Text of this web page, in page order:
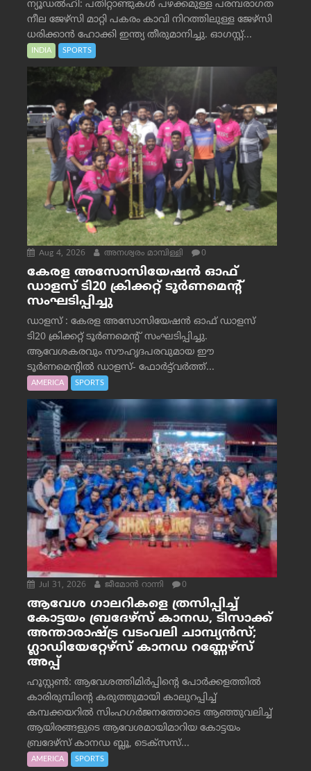
ന്യൂഡൽഹി: പതിറ്റാണ്ടുകൾ പഴക്കമുള്ള പരമ്പരാഗത
നീല ജേഴ്‌സി മാറ്റി പകരം കാവി നിറത്തിലുള്ള ജേഴ്‌സി
ധരിക്കാൻ ഹോക്കി ഇന്ത്യ തീരുമാനിച്ചു. ഓഗസ്റ്റ്...
INDIA SPORTS
Aug 4, 2026 അനശ്വരം മാമ്പിള്ളി 0
കേരള അസോസിയേഷൻ ഓഫ്
ഡാളസ് ടി20 ക്രിക്കറ്റ് ടൂർണമെന്റ്
സംഘടിപ്പിച്ചു
ഡാളസ് : കേരള അസോസിയേഷൻ ഓഫ് ഡാളസ്
ടി20 ക്രിക്കറ്റ് ടൂർണമെന്റ് സംഘടിപ്പിച്ചു.
ആവേശകരവും സൗഹൃദപരവുമായ ഈ
ടൂർണമെന്റിൽ ഡാളസ്- ഫോർട്ട്‌വര്‍ത്ത്...
AMERICA SPORTS
Jul 31, 2026 ജീമോന്‍ റാന്നി 0
ആവേശ ഗാലറികളെ ത്രസിപ്പിച്ച്
കോട്ടയം ബ്രദേഴ്‌സ് കാനഡ, ടിസാക്ക്
അന്താരാഷ്ട്ര വടംവലി ചാമ്പ്യന്‍സ്;
ഗ്ലാഡിയേറ്റേഴ്‌സ് കാനഡ റണ്ണേഴ്‌സ്
അപ്പ്
ഹൂസ്റ്റണ്‍: ആവേശത്തിമിര്‍പ്പിന്റെ പോര്‍ക്കളത്തില്‍
കാരിരുമ്പിന്റെ കരുത്തുമായി കാലുറപ്പിച്ച്
കമ്പക്കയറില്‍ സിംഹഗര്‍ജനത്തോടെ ആഞ്ഞുവലിച്ച്
ആയിരങ്ങളുടെ ആവേശമായിമാറിയ കോട്ടയം
ബ്രദേഴ്‌സ് കാനഡ ബ്ലൂ, ടെക്‌സസ്...
AMERICA SPORTS